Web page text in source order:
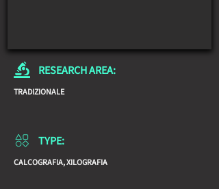
RESEARCH AREA:
TRADIZIONALE
TYPE:
CALCOGRAFIA, XILOGRAFIA